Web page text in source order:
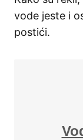
vode jeste i
postići.